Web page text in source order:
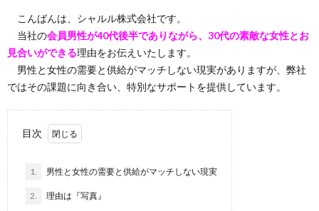
こんばんは、シャルル株式会社です。
当社の会員男性が40代後半でありながら、30代の素敵な女性とお
見合いができる理由をお伝えいたします。
男性と女性の需要と供給がマッチしない現実がありますが、弊社
ではその課題に向き合い、特別なサポートを提供しています。
目次
1. 男性と女性の需要と供給がマッチしない現実
2. 理由は『写真』